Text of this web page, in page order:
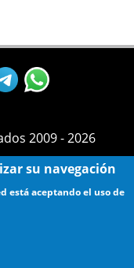
2009 - 2026
su navegación
está aceptando el uso de